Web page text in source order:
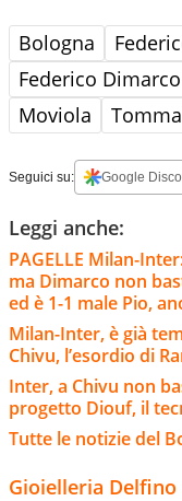
Bologna
Federico Dimarco
Moviola
Seguici su: Google
Leggi anche:
PAGELLE Milan-
ma Dimarco non
ed è 1-1 male Pio,
Milan-Inter, è già
Chivu, l’esordio di
Inter, a Chivu non
progetto Diouf, il
Tutte le notizie del
Gioielleria Delfino